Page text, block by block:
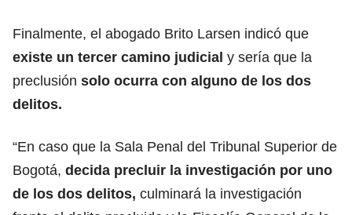
Finalmente, el abogado Brito Larsen indicó que
existe un tercer camino judicial y sería que la
preclusión solo ocurra con alguno de los dos
delitos.
“En caso que la Sala Penal del Tribunal Superior de
Bogotá, decida precluir la investigación por uno
de los dos delitos, culminará la investigación